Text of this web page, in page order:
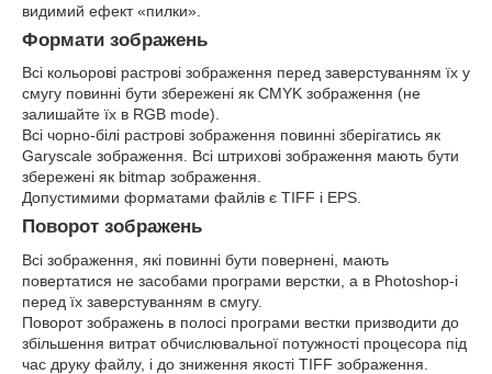
видимий ефект «пилки».
Формати зображень
Всі кольорові растрові зображення перед заверстуванням їх у
смугу повинні бути збережені як CMYK зображення (не
залишайте їх в RGB mode).
Всі чорно-білі растрові зображення повинні зберігатись як
Garyscale зображення. Всі штрихові зображення мають бути
збережені як bitmap зображення.
Допустимими форматами файлів є TIFF і EPS.
Поворот зображень
Всі зображення, які повинні бути повернені, мають
повертатися не засобами програми верстки, а в Photoshop-і
перед їх заверстуванням в смугу.
Поворот зображень в полосі програми вестки призводити до
збільшення витрат обчислювальної потужності процесора під
час друку файлу, і до зниження якості TIFF зображення.